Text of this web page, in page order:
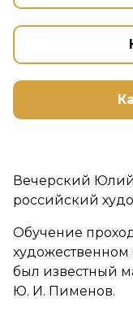
Вечерский
российский
Обучение
художественном
был известный
Ю. И. Пименов.